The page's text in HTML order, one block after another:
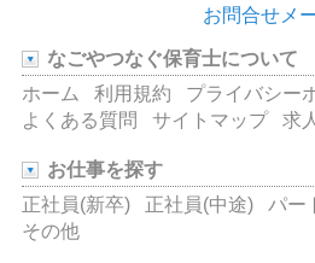
お問合せメ
なごやつなぐ保育士について
ホーム
利用規約 プライバシー
よくある質問
サイトマップ 求
お仕事を探す
正社員(新卒)
正社員(中途)
パー
その他